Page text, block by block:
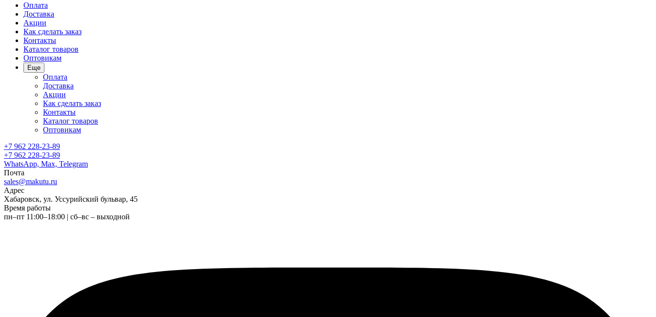
Оплата
Доставка
Акции
Как сделать заказ
Контакты
Каталог товаров
Оптовикам
Еще
Оплата
Доставка
Акции
Как сделать заказ
Контакты
Каталог товаров
Оптовикам
+7 962 228-23-89
+7 962 228-23-89
WhatsApp, Max, Telegram
Почта
sales@makutu.ru
Адрес
Хабаровск, ул. Уссурийский бульвар, 45
Время работы
пн–пт 11:00–18:00 | сб–вс – выходной